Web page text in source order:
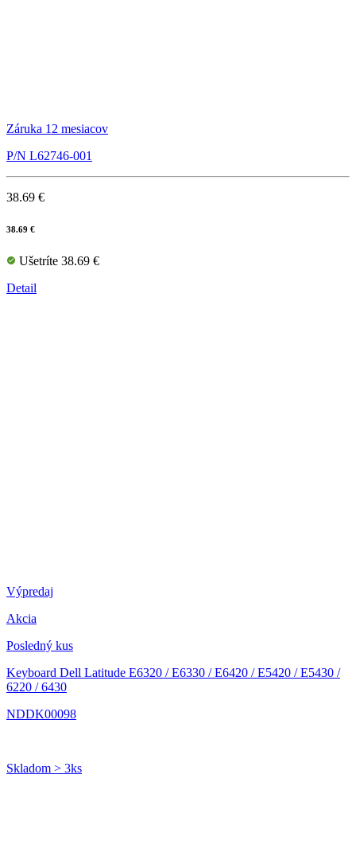
Záruka 12 mesiacov
P/N L62746-001
38.69 €
38.69 €
Ušetríte 38.69 €
Detail
Výpredaj
Akcia
Posledný kus
Keyboard Dell Latitude E6320 / E6330 / E6420 / E5420 / E5430 /
6220 / 6430
NDDK00098
Skladom > 3ks